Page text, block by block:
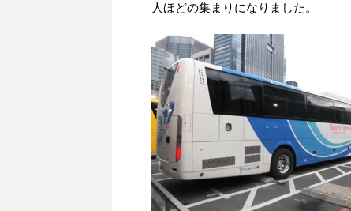
人ほどの集まりになりました。